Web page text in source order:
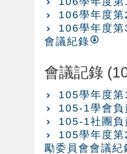
106學年度
106學年度
會議紀錄
會議記錄
105學年度
105-1學會負
105-1社團負
105學年度
勵委員會會議紀